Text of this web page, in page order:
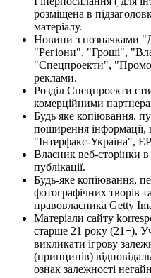
розміщена в
матеріалу.
Новини з позначками
"Регіони", "Гроші",
"Спецпроекти",
реклами.
Розділ Спецпроекти
комерційними
Будь яке копіювання,
поширення інформації,
"Інтерфакс-Україна",
Власник веб-сторінки
публікації.
Будь-яке копіювання,
фотографічних творів
правовласника Getty
Матеріали сайту
старше 21 року (21+).
викликати ігрову
(принципів)
ознак залежності